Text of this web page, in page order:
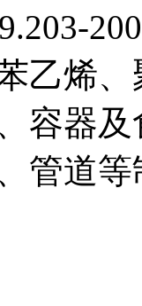
乙烯
容器
管道